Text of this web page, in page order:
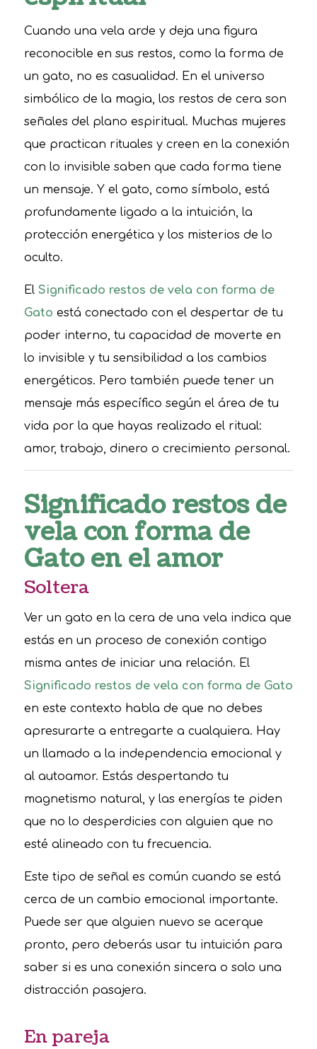
Cuando una vela arde y deja una figura
reconocible en sus restos, como la forma de
un gato, no es casualidad. En el universo
simbólico de la magia, los restos de cera son
señales del plano espiritual. Muchas mujeres
que practican rituales y creen en la conexión
con lo invisible saben que cada forma tiene
un mensaje. Y el gato, como símbolo, está
profundamente ligado a la intuición, la
protección energética y los misterios de lo
oculto.
El Significado restos de vela con forma de
Gato está conectado con el despertar de tu
poder interno, tu capacidad de moverte en
lo invisible y tu sensibilidad a los cambios
energéticos. Pero también puede tener un
mensaje más específico según el área de tu
vida por la que hayas realizado el ritual:
amor, trabajo, dinero o crecimiento personal.
Significado restos de
vela con forma de
Gato en el amor
Soltera
Ver un gato en la cera de una vela indica que
estás en un proceso de conexión contigo
misma antes de iniciar una relación. El
Significado restos de vela con forma de Gato
en este contexto habla de que no debes
apresurarte a entregarte a cualquiera. Hay
un llamado a la independencia emocional y
al autoamor. Estás despertando tu
magnetismo natural, y las energías te piden
que no lo desperdicies con alguien que no
esté alineado con tu frecuencia.
Este tipo de señal es común cuando se está
cerca de un cambio emocional importante.
Puede ser que alguien nuevo se acerque
pronto, pero deberás usar tu intuición para
saber si es una conexión sincera o solo una
distracción pasajera.
En pareja